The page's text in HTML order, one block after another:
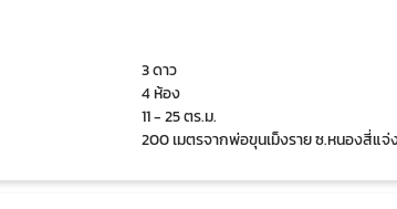
3 ดาว
4 ห้อง
11 - 25 ตร.ม.
200 เมตรจากพ่อขุนเม็งราย ซ.หนองสี่แจ่